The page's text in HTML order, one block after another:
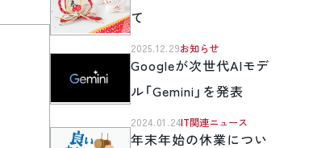
て
2025.12.29お知らせ
Googleが次世代AIモデ
ル「Gemini」を発表
2024.01.24 IT関連ニュース
年末年始の休業につい